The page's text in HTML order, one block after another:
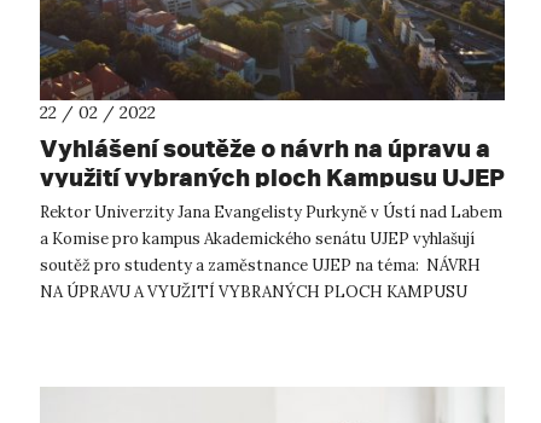
22 / 02 / 2022
Vyhlášení soutěže o návrh na úpravu a
využití vybraných ploch Kampusu UJEP
Rektor Univerzity Jana Evangelisty Purkyně v Ústí nad Labem
a Komise pro kampus Akademického senátu UJEP vyhlašují
soutěž pro studenty a zaměstnance UJEP na téma: NÁVRH
NA ÚPRAVU A VYUŽITÍ VYBRANÝCH PLOCH KAMPUSU